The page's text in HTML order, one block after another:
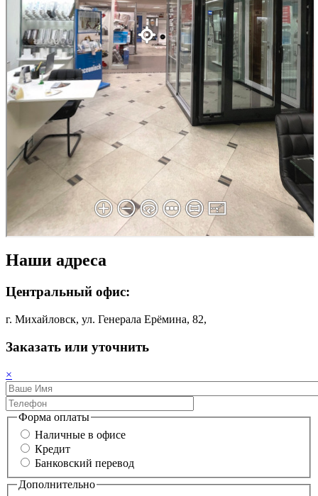
Наши адреса
Центральный офис:
г. Михайловск, ул. Генерала Ерёмина, 82,
Заказать или уточнить
×
Форма оплаты
Наличные в офисе
Кредит
Банковский перевод
Дополнительно